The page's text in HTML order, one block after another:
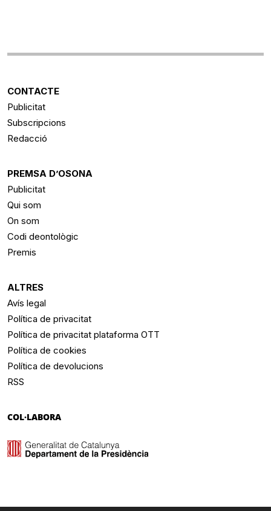
CONTACTE
Publicitat
Subscripcions
Redacció
PREMSA D’OSONA
Publicitat
Qui som
On som
Codi deontològic
Premis
ALTRES
Avís legal
Política de privacitat
Política de privacitat plataforma OTT
Política de cookies
Política de devolucions
RSS
COL·LABORA